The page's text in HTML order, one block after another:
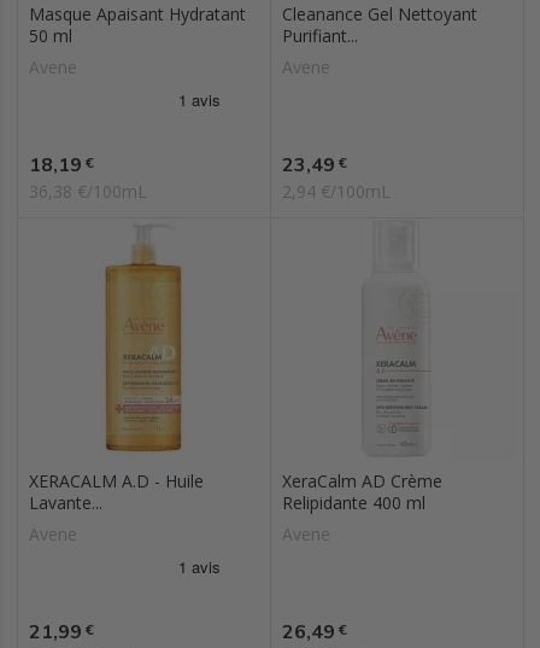
Masque Apaisant Hydratant
50 ml
Avene
Prix
18,19 €
36,38 €/100mL
Cleanance Gel Nettoyant
Purifiant...
Avene
Prix
23,49 €
2,94 €/100mL
XERACALM A.D - Huile
Lavante...
Avene
Prix
21,99 €
XeraCalm AD Crème
Relipidante 400 ml
Avene
Prix
26,49 €